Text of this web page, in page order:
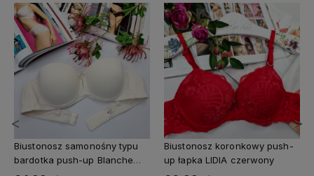
<
Biustonosz samonośny typu
bardotka push-up Blanche
Biustonosz koronkowy push-
up łapka LIDIA czerwony
>